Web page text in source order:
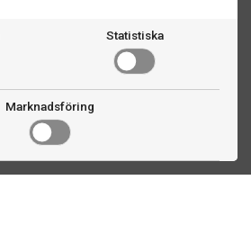
Statistiska
Marknadsföring